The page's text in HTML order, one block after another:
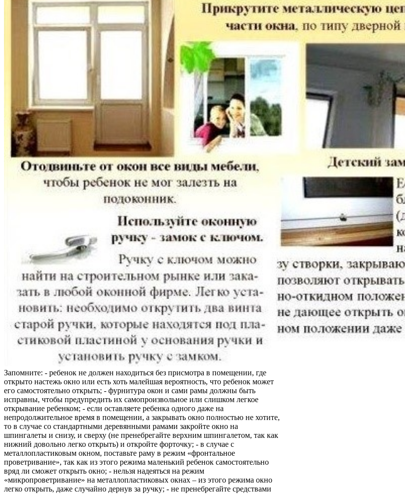
Запомните: - ребенок не должен находиться без присмотра в помещении, где
открыто настежь окно или есть хоть малейшая вероятность, что ребенок может
его самостоятельно открыть; - фурнитура окон и сами рамы должны быть
исправны, чтобы предупредить их самопроизвольное или слишком легкое
открывание ребенком; - если оставляете ребенка одного даже на
непродолжительное время в помещении, а закрывать окно полностью не хотите,
то в случае со стандартными деревянными рамами закройте окно на
шпингалеты и снизу, и сверху (не пренебрегайте верхним шпингалетом, так как
нижний довольно легко открыть) и откройте форточку; - в случае с
металлопластиковым окном, поставьте раму в режим «фронтальное
проветривание», так как из этого режима маленький ребенок самостоятельно
вряд ли сможет открыть окно; - нельзя надеяться на режим
«микропроветривание» на металлопластиковых окнах – из этого режима окно
легко открыть, даже случайно дернув за ручку; - не пренебрегайте средствами